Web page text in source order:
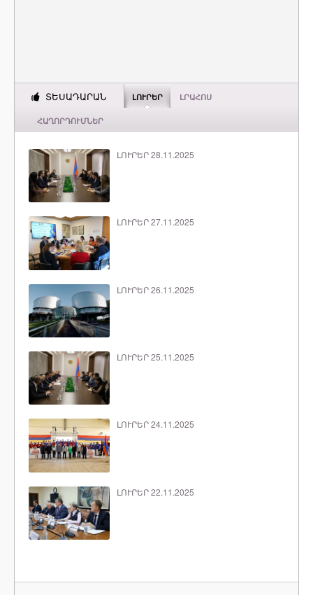
ՏԵՍԱԴԱՐԱՆ ԼՈՒՐԵՐ ԼՐԱՀՈՍ
ՀԱՂՈՐԴՈՒՄՆԵՐ
ԼՈՒՐԵՐ 28.11.2025
ԼՈՒՐԵՐ 27.11.2025
ԼՈՒՐԵՐ 26.11.2025
ԼՈՒՐԵՐ 25.11.2025
ԼՈՒՐԵՐ 24.11.2025
ԼՈՒՐԵՐ 22.11.2025